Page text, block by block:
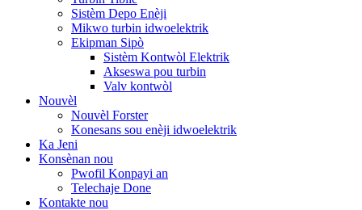
Sistèm Depo Enèji
Mikwo turbin idwoelektrik
Ekipman Sipò
Sistèm Kontwòl Elektrik
Akseswa pou turbin
Valv kontwòl
Nouvèl
Nouvèl Forster
Konesans sou enèji idwoelektrik
Ka Jeni
Konsènan nou
Pwofil Konpayi an
Telechaje Done
Kontakte nou